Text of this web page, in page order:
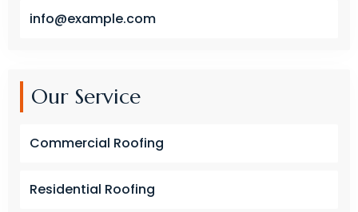
info@example.com
Our Service
Commercial Roofing
Residential Roofing